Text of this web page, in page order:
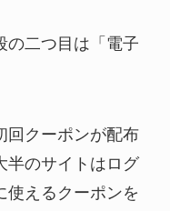
の二つ目は「電子
回クーポンが配布
半のサイトはログ
使えるクーポンを